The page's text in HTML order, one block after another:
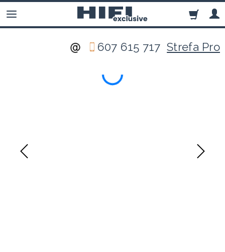
607 615 717Strefa Pro